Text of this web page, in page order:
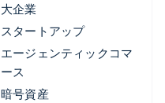
大企業
スタートアップ
エージェンティックコマ
ース
暗号資産